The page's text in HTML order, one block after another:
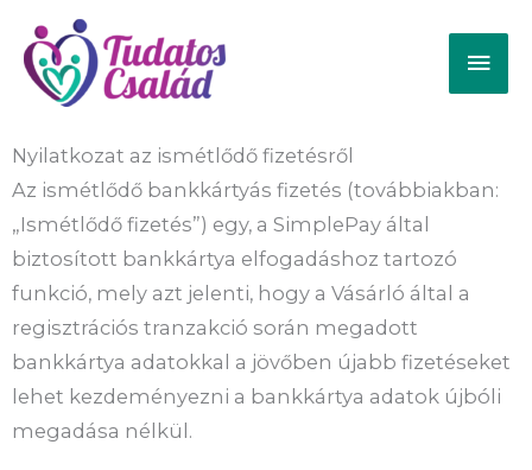
content
Nyilatkozat az ismétlődő fizetésről
Az ismétlődő bankkártyás fizetés (továbbiakban:
„Ismétlődő fizetés”) egy, a SimplePay által
biztosított bankkártya elfogadáshoz tartozó
funkció, mely azt jelenti, hogy a Vásárló által a
regisztrációs tranzakció során megadott
bankkártya adatokkal a jövőben újabb fizetéseket
lehet kezdeményezni a bankkártya adatok újbóli
megadása nélkül.